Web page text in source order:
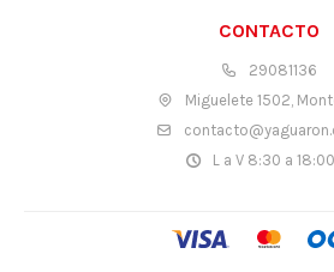
CONTACTO
29081136
Miguelete 1502,
L a V 8:30 a